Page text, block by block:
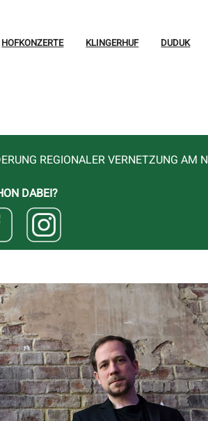
HOFKONZERTE KLINGERHUF DUDUK
REGIONALER VERNETZUNG AM
DABEI?